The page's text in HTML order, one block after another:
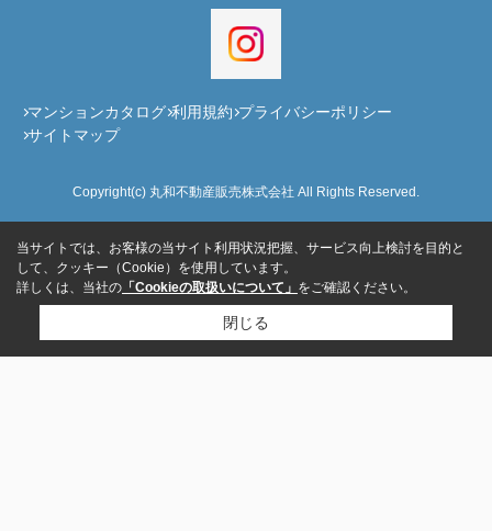
マンションカタログ 利用規約 プライバシーポリシー
サイトマップ
Copyright(c) 丸和不動産販売株式会社 All Rights Reserved.
当サイトでは、お客様の当サイト利用状況把握、サービス向上検討を目的と
して、クッキー（Cookie）を使用しています。
詳しくは、当社の 「Cookieの取扱いについて」 をご確認ください。
閉じる